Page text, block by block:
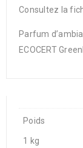
Consultez la
Parfum
ECOCERT
Poids
1 kg